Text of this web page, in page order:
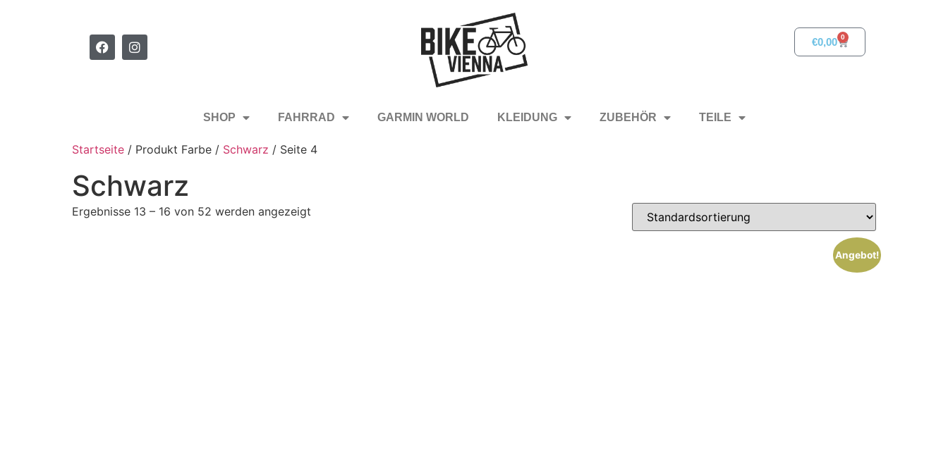
€0,00 0
SHOP FAHRRAD GARMIN WORLD KLEIDUNG ZUBEHÖR TEILE
Startseite / Produkt Farbe / Schwarz / Seite 4
Schwarz
Ergebnisse 13 – 16 von 52 werden angezeigt
Angebot!